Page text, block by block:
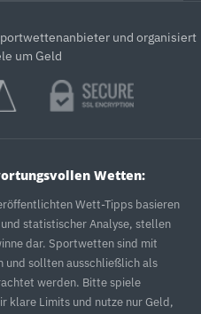
und organisiert
um Geld
Wetten:
Wett-Tipps basieren
statistischer Analyse, stellen
dar. Sportwetten sind mit
und sollten ausschließlich als
werden. Bitte spiele
klare Limits und nutze nur Geld,